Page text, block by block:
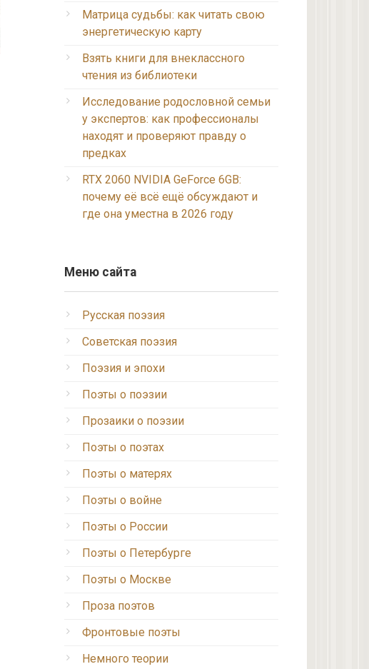
Матрица судьбы: как читать свою
энергетическую карту
Взять книги для внеклассного
чтения из библиотеки
Исследование родословной семьи
у экспертов: как профессионалы
находят и проверяют правду о
предках
RTX 2060 NVIDIA GeForce 6GB:
почему её всё ещё обсуждают и
где она уместна в 2026 году
Меню сайта
Русская поэзия
Советская поэзия
Поэзия и эпохи
Поэты о поэзии
Прозаики о поэзии
Поэты о поэтах
Поэты о матерях
Поэты о войне
Поэты о России
Поэты о Петербурге
Поэты о Москве
Проза поэтов
Фронтовые поэты
Немного теории